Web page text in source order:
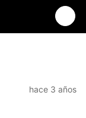
hace 3 años